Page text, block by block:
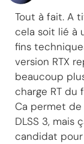
Tout à fait. A
cela soit lié à
fins
version RTX
beaucoup
charge RT du
Ca permet
DLSS 3, mais
candidat